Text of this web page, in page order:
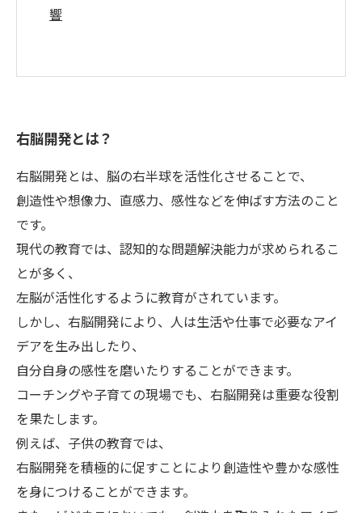
響
右脳開発とは？
右脳開発とは、脳の右半球を活性化させることで、
創造性や想像力、直感力、感性などを伸ばす方法のこと
です。
現代の教育では、認知的な問題解決能力が求められるこ
とが多く、
左脳が活性化するように教育がされています。
しかし、右脳開発により、人は生活や仕事で必要なアイ
デアを生み出したり、
自分自身の感性を磨いたりすることができます。
コーチングや子育ての現場でも、右脳開発は重要な役割
を果たします。
例えば、子供の教育では、
右脳開発を積極的に促すことにより創造性や豊かな感性
を身につけることができます。